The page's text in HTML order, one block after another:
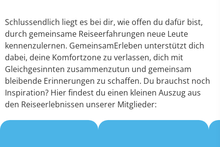
Schlussendlich liegt es bei dir, wie offen du dafür bist,
durch gemeinsame Reiseerfahrungen neue Leute
kennenzulernen. GemeinsamErleben unterstützt dich
dabei, deine Komfortzone zu verlassen, dich mit
Gleichgesinnten zusammenzutun und gemeinsam
bleibende Erinnerungen zu schaffen. Du brauchst noch
Inspiration? Hier findest du einen kleinen Auszug aus
den Reiseerlebnissen unserer Mitglieder: